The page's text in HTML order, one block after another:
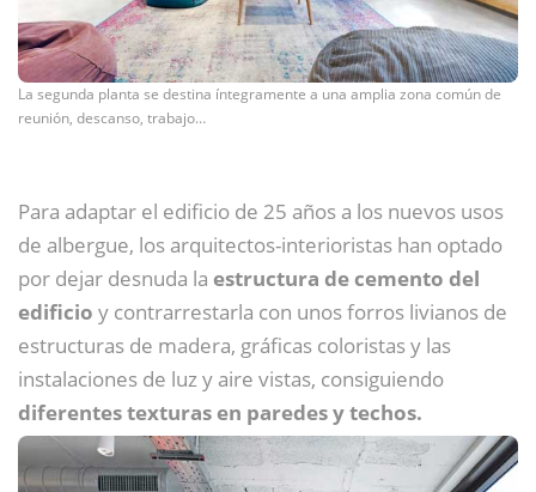
La segunda planta se destina íntegramente a una amplia zona común de
reunión, descanso, trabajo…
Para adaptar el edificio de 25 años a los nuevos usos
de albergue, los arquitectos-interioristas han optado
por dejar desnuda la estructura de cemento del
edificio y contrarrestarla con unos forros livianos de
estructuras de madera, gráficas coloristas y las
instalaciones de luz y aire vistas, consiguiendo
diferentes texturas en paredes y techos.